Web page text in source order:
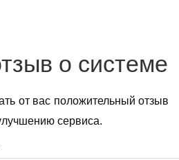
о системе
от вас положительный отзыв
сервиса.